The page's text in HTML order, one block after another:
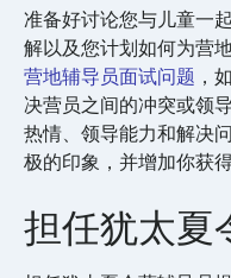
准备好讨论您与儿童一
解以及您计划如何为营
营地辅导员面试问题 ，
决营员之间的冲突或领
热情、领导能力和解决
极的印象，并增加你获
担任犹太夏